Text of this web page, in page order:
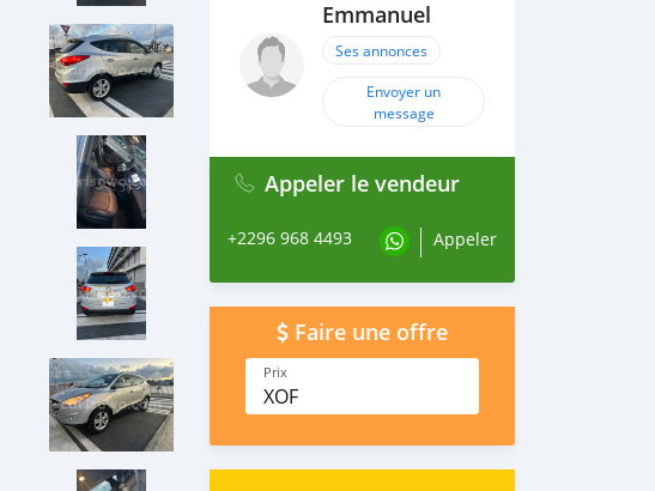
Emmanuel
Ses annonces
Envoyer un
message
Appeler le vendeur
+2296 968 4493 Appeler
Faire une offre
Prix
XOF